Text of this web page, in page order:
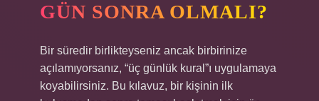
GÜN SONRA OLMALI?
Bir süredir birlikteyseniz ancak birbirinize
açılamıyorsanız, “üç günlük kural”ı uygulamaya
koyabilirsiniz. Bu kılavuz, bir kişinin ilk